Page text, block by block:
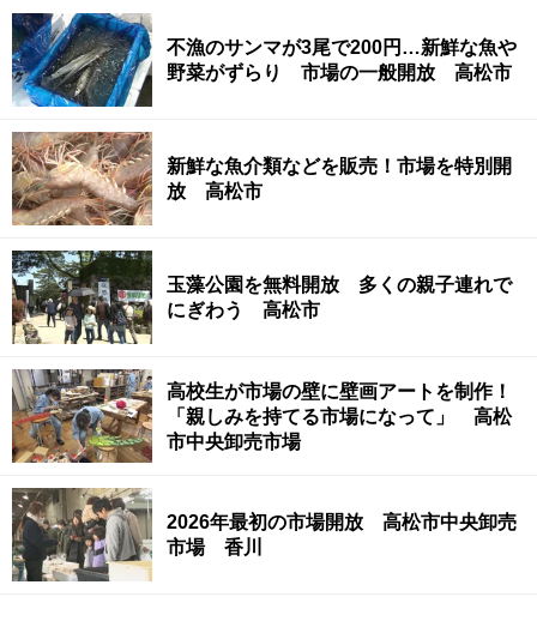
不漁のサンマが3尾で200円…新鮮な魚や
野菜がずらり 市場の一般開放 高松市
新鮮な魚介類などを販売！市場を特別開
放 高松市
玉藻公園を無料開放 多くの親子連れで
にぎわう 高松市
高校生が市場の壁に壁画アートを制作！
「親しみを持てる市場になって」 高松
市中央卸売市場
2026年最初の市場開放 高松市中央卸売
市場 香川